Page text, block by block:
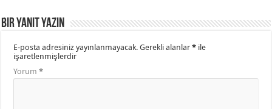
Bir yanıt yazın
E-posta adresiniz yayınlanmayacak. Gerekli alanlar* ile
işaretlenmişlerdir
Yorum*